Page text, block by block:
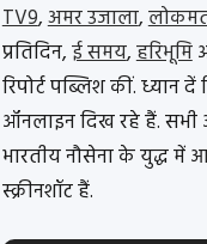
TV9,अमर उजाला,
प्रतिदिन,ई समय,हरिभूमि
रिपोर्ट पब्लिश कीं. ध्यान
ऑनलाइन दिख रहे हैं. सभी
भारतीय नौसेना के युद्ध में
स्क्रीनशॉट हैं.